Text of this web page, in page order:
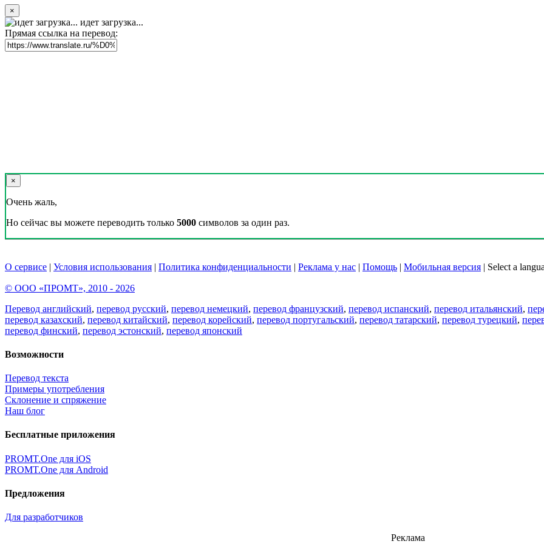
×
идет загрузка...
Прямая ссылка на перевод:
×
Очень жаль,
Но сейчас вы можете переводить только 5000 символов за один раз.
О сервисе | Условия использования | Политика конфиденциальности | Реклама у нас | Помощь | Мобильная версия | Select a
© ООО «ПРОМТ», 2010 - 2026
Перевод английский, перевод русский, перевод немецкий, перевод французский, перевод испанский, перевод итальянский,
перевод казахский, перевод китайский, перевод корейский, перевод португальский, перевод татарский, перевод турецкий,
перевод финский, перевод эстонский, перевод японский
Возможности
Перевод текста
Примеры употребления
Склонение и спряжение
Наш блог
Бесплатные приложения
PROMT.One для iOS
PROMT.One для Android
Предложения
Для разработчиков
Реклама